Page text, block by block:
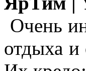
Очень
отдыха и